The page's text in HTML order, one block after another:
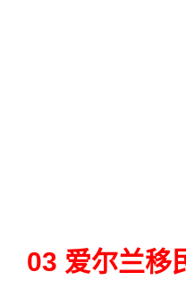
03 爱尔兰移